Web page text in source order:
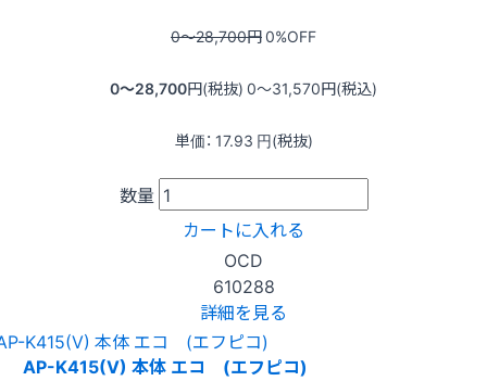
0〜28,700円0%OFF
0〜28,700円(税抜) 0〜31,570円(税込)
単価： 17.93 円(税抜)
数量
カートに入れる
OCD
610288
詳細を見る
AP-K415(V) 本体 エコ (エフピコ)